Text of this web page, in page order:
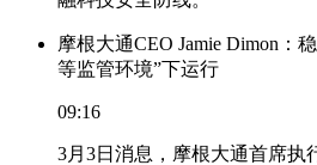
摩根大通CEO Jamie Dimon：
等监管环境”下运行
09:16
3月3日消息，摩根大通首席执